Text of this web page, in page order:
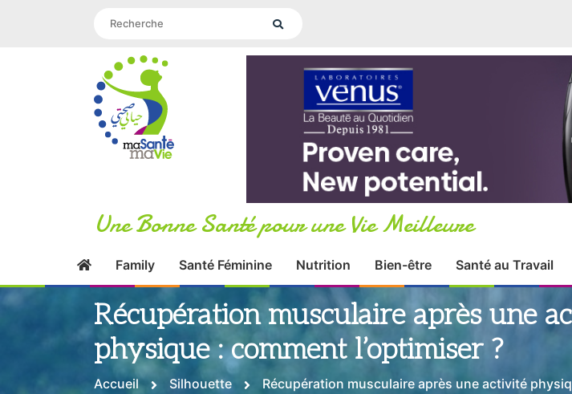
Une Bonne Santé pour une Vie Meilleure
Family Santé Féminine Nutrition Bien-être Santé au Travail
Récupération musculaire après une
physique : comment l’optimiser ?
Accueil Silhouette
Récupération musculaire après une activité